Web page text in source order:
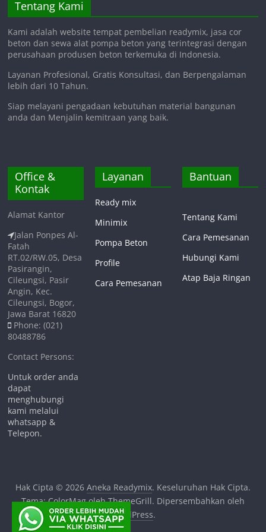
Tentang Kami
Kami adalah website tempat pembelian readymix, jasa cor
beton dan sewa alat pompa beton yang terintegrasi dengan
perusahaan produsen beton terkemuka di Indonesia.
Layanan Profesional, Gratis Konsultasi, dan Berpengalaman
lebih dari 10 Tahun.
Siap melayani pengadaan kebutuhan material bangunan
anda dan Menjalin kemitraan yang baik.
Office &
Kontak
Alamat Kantor
Jalan Ponpes Al-
Fatah
RT.02/RW.05, Desa
Pasirangin,
Cileungsi, Pasir
Angin, Kec.
Cileungsi, Bogor,
Jawa Barat 16820
Phone: (021)
80488786
Contact Persons:
Untuk order anda
dapat
menghubungi
kami melalui
whatsapp &
Telepon.
Layanan
Ready mix
Minimix
Pompa Beton
Profile
Cara Pemesanan
Bantuan
Tentang Kami
Cara Pemesanan
Hubungi Kami
Atap Baja Ringan
Hak Cipta © 2026 Aneka Readymix. Keseluruhan Hak Cipta.
Tema:ColorMagoleh ThemeGrill. Dipersembahkan oleh
WordPress.